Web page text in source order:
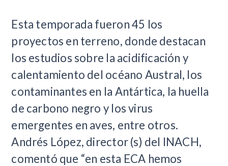
Esta temporada fueron 45 los
proyectos en terreno, donde destacan
los estudios sobre la acidificación y
calentamiento del océano Austral, los
contaminantes en la Antártica, la huella
de carbono negro y los virus
emergentes en aves, entre otros.
Andrés López, director (s) del INACH,
comentó que “en esta ECA hemos